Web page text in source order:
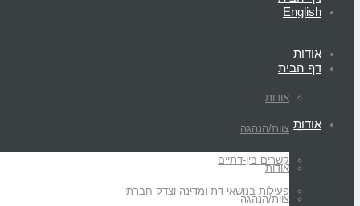
אודות
אודות
צוות/הנהגה
קשרים בין-דתיים
פעילות בנושאי דת ומדינה וצדק חברתי
English
דף הבית
אודות
אודות
צוות/הנהגה